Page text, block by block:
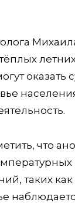
что
таких